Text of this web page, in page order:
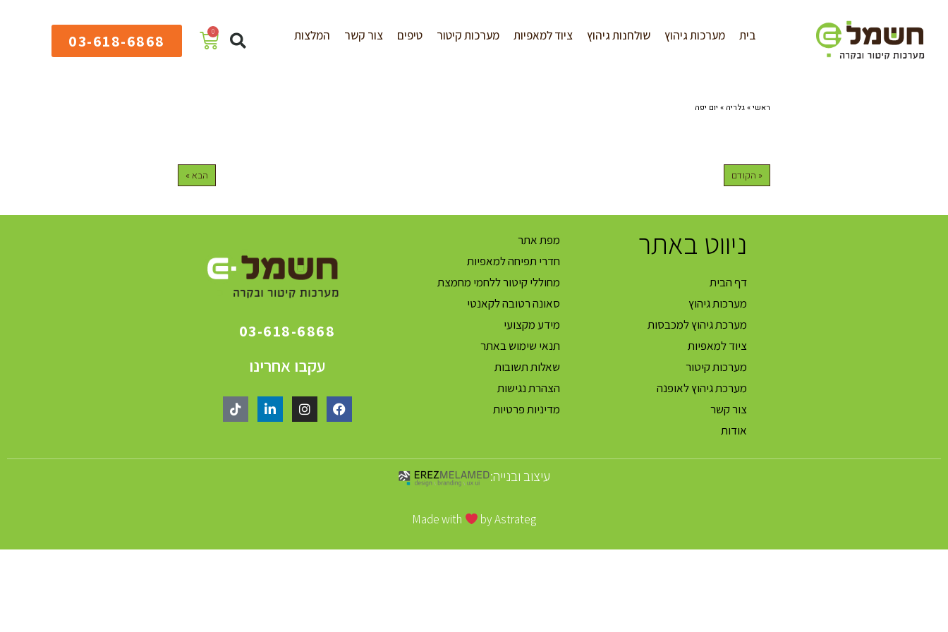
בית
מערכות גיהוץ שולחנות גיהוץ ציוד למאפיות מערכות קיטור טיפים צור קשר המלצות 0
03-618-6868
ראשי»גלריה » יום יפה
« הקודם הבא »
ניווט באתר
דף הבית
מערכות גיהוץ
מערכת גיהוץ למכבסות
ציוד למאפיות
מערכות קיטור
מערכת גיהוץ לאופנה
צור קשר
אודות
מפת אתר
חדרי תפיחה למאפיות
מחוללי קיטור ללחמי מחמצת
סאונה רטובה לקאנטי
מידע מקצועי
תנאי שימוש באתר
שאלות תשובות
הצהרת נגישות
מדיניות פרטיות
03-618-6868
עקבו אחרינו
עיצוב ובנייה:
Made with by Astrateg